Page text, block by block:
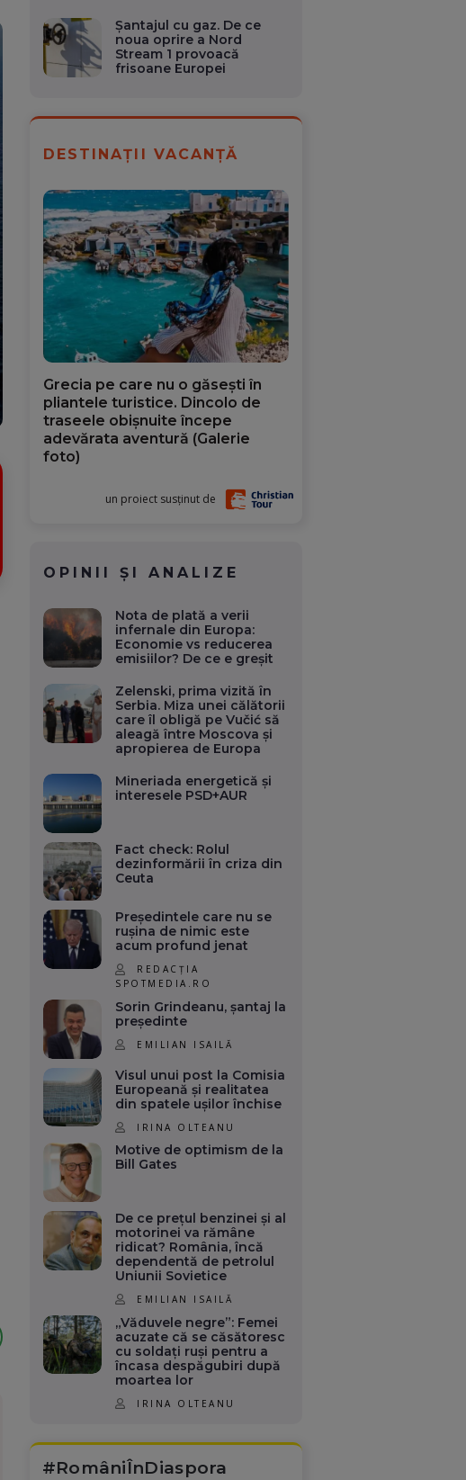
Șantajul cu gaz. De ce
noua oprire a Nord
Stream 1 provoacă
frisoane Europei
DESTINAȚII VACANȚĂ
Grecia pe care nu o găsești în
pliantele turistice. Dincolo de
traseele obișnuite începe
adevărata aventură (Galerie
foto)
un proiect susținut de
OPINII ȘI ANALIZE
Nota de plată a verii
infernale din Europa:
Economie vs reducerea
emisiilor? De ce e greșit
Zelenski, prima vizită în
Serbia. Miza unei călătorii
care îl obligă pe Vučić să
aleagă între Moscova și
apropierea de Europa
Mineriada energetică și
interesele PSD+AUR
Fact check: Rolul
dezinformării în criza din
Ceuta
Președintele care nu se
rușina de nimic este
acum profund jenat
REDACȚIA
SPOTMEDIA.RO
Sorin Grindeanu, șantaj la
președinte
EMILIAN ISAILĂ
Visul unui post la Comisia
Europeană și realitatea
din spatele ușilor închise
IRINA OLTEANU
Motive de optimism de la
Bill Gates
De ce prețul benzinei și al
motorinei va rămâne
ridicat? România, încă
dependentă de petrolul
Uniunii Sovietice
EMILIAN ISAILĂ
„Văduvele negre”: Femei
acuzate că se căsătoresc
cu soldați ruși pentru a
încasa despăgubiri după
moartea lor
IRINA OLTEANU
#RomâniÎnDiaspora